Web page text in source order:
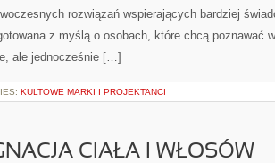
rozwiązań wspierających bardziej
z myślą o osobach, które chcą poznawać
ale jednocześnie […]
KULTOWE MARKI I PROJEKTANCI
CIAŁA I WŁOSÓW